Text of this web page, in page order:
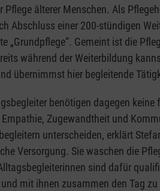
Pflege älterer Menschen. Als
Abschluss einer 200-stündigen
„Grundpflege“. Gemeint ist die
während der Weiterbildung
übernimmst hier begleitende
benötigen dagegen
Zugewandtheit und
unterscheiden, erklärt
Versorgung. Sie waschen die
sind dafür
mit ihnen zusammen den Tag